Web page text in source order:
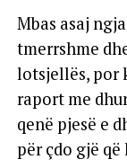
Mbas asaj
tmerrshme
lotsjellës, por
raport me
qenë pjesë e
për çdo gjë